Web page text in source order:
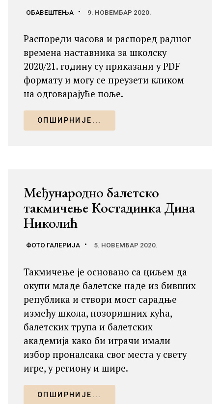
ОБАВЕШТЕЊА 9. НОВЕМБАР 2020.
Распореди часова и распоред радног
времена наставника за школску
2020/21. годину су приказани у PDF
формату и могу се преузети кликом
на одговарајуће поље.
ОПШИРНИЈЕ...
Међународно балетско
такмичење Костадинка Дина
Николић
ФОТО ГАЛЕРИЈА 5. НОВЕМБАР 2020.
Такмичење је основано са циљем да
окупи младе балетске наде из бивших
република и створи мост сарадње
између школа, позоришних кућа,
балетских трупа и балетских
академија како би играчи имали
избор проналсака свог места у свету
игре, у региону и шире.
ОПШИРНИЈЕ...